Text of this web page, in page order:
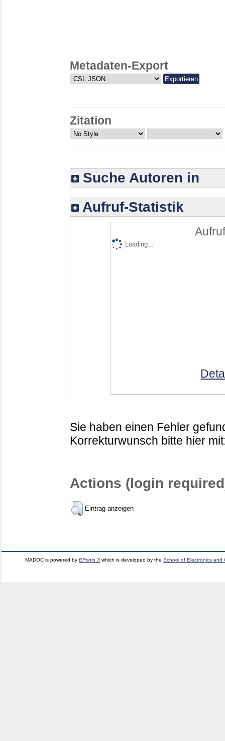
Metadaten-Export
Zitation
Suche Autoren in
Aufruf-Statistik
Loading...
Sie haben einen Fehler
Korrekturwunsch bitte hier
Actions (login
Eintrag anzeigen
MADOC is powered byEPrints 3 which is developed by theSchool of Electronics and